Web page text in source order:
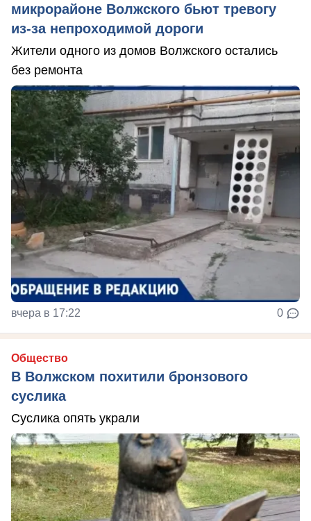
микрорайоне Волжского бьют тревогу
из‑за непроходимой дороги
Жители одного из домов Волжского остались
без ремонта
вчера в 17:22 0
Общество
В Волжском похитили бронзового
суслика
Суслика опять украли